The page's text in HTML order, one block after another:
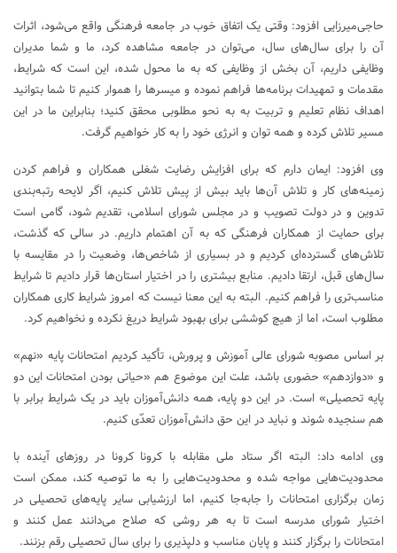
حاجی‌میرزایی افزود: وقتی یک اتفاق خوب در جامعه فرهنگی واقع می‌شود، اثرات
آن را برای سال‌های سال، می‌توان در جامعه مشاهده کرد، ما و شما مدیران
وظایفی داریم، آن بخش از وظایفی که به ما محول شده، این است که شرایط،
مقدمات و تمهیدات برنامه‌ها فراهم نموده و میسرها را هموار کنیم تا شما بتوانید
اهداف نظام تعلیم و تربیت به به نحو مطلوبی محقق کنید؛ بنابراین ما در این
مسیر تلاش کرده و همه توان و انرژی خود را به کار خواهیم گرفت.
وی افزود: ایمان دارم که برای افزایش رضایت شغلی همکاران و فراهم کردن
زمینه‌های کار و تلاش آن‌ها باید بیش از پیش تلاش کنیم، اگر لایحه رتبه‌بندی
تدوین و در دولت تصویب و در مجلس شورای اسلامی، تقدیم ‌شود، گامی است
برای حمایت از همکاران فرهنگی که به آن اهتمام داریم. در سالی که گذشت،
تلاش‌های گسترده‌ای کردیم و در بسیاری از شاخص‌ها، وضعیت را در مقایسه با
سال‌های قبل، ارتقا دادیم. منابع بیشتری را در اختیار استان‌ها قرار دادیم تا شرایط
مناسب‌تری را فراهم کنیم. البته به این معنا نیست که امروز شرایط کاری همکاران
مطلوب است، اما از هیچ کوششی برای بهبود شرایط دریغ نکرده و نخواهیم کرد.
بر اساس مصوبه شورای عالی آموزش و پرورش، تأکید کردیم امتحانات پایه «نهم»
و «دوازدهم» حضوری باشد، علت این موضوع هم «حیاتی بودن امتحانات این دو
پایه تحصیلی» است. در این دو پایه، همه دانش‌آموزان باید در یک شرایط برابر با
هم سنجیده شوند و نباید در این حق دانش‌آموزان تعدّی کنیم.
وی ادامه داد: البته اگر ستاد ملی مقابله با کرونا کرونا در روزهای آینده با
محدودیت‌هایی مواجه شده و محدودیت‌هایی را به ما توصیه کند، ممکن است
زمان برگزاری امتحانات را جابه‌جا کنیم، اما ارزشیابی سایر پایه‌های تحصیلی در
اختیار شورای مدرسه است تا به هر روشی که صلاح می‌دانند عمل کنند و
امتحانات را برگزار کنند و پایان مناسب و دلپذیری را برای سال تحصیلی رقم بزنند.